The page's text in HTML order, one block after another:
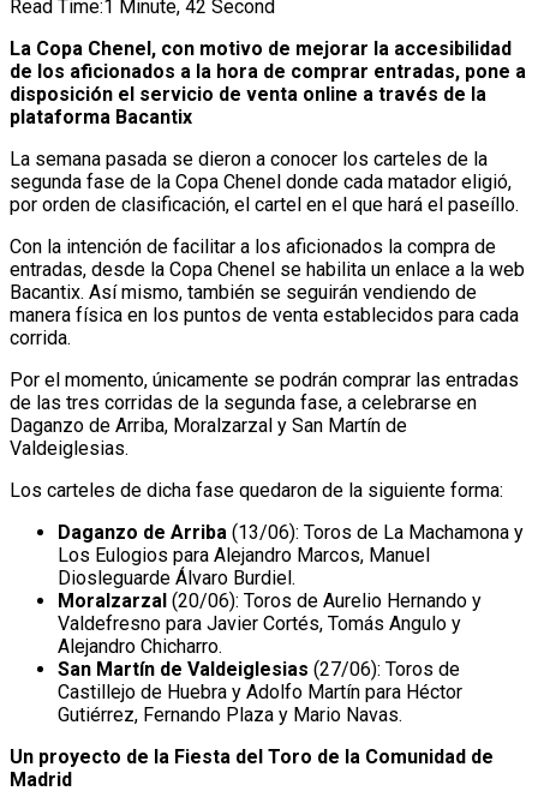
Read Time:1 Minute, 42 Second
La Copa Chenel, con motivo de mejorar la accesibilidad
de los aficionados a la hora de comprar entradas, pone a
disposición el servicio de venta online a través de la
plataforma Bacantix
La semana pasada se dieron a conocer los carteles de la
segunda fase de la Copa Chenel donde cada matador eligió,
por orden de clasificación, el cartel en el que hará el paseíllo.
Con la intención de facilitar a los aficionados la compra de
entradas, desde la Copa Chenel se habilita un enlace a la web
Bacantix. Así mismo, también se seguirán vendiendo de
manera física en los puntos de venta establecidos para cada
corrida.
Por el momento, únicamente se podrán comprar las entradas
de las tres corridas de la segunda fase, a celebrarse en
Daganzo de Arriba, Moralzarzal y San Martín de
Valdeiglesias.
Los carteles de dicha fase quedaron de la siguiente forma:
Daganzo de Arriba (13/06): Toros de La Machamona y
Los Eulogios para Alejandro Marcos, Manuel
Diosleguarde Álvaro Burdiel.
Moralzarzal (20/06): Toros de Aurelio Hernando y
Valdefresno para Javier Cortés, Tomás Angulo y
Alejandro Chicharro.
San Martín de Valdeiglesias (27/06): Toros de
Castillejo de Huebra y Adolfo Martín para Héctor
Gutiérrez, Fernando Plaza y Mario Navas.
Un proyecto de la Fiesta del Toro de la Comunidad de
Madrid